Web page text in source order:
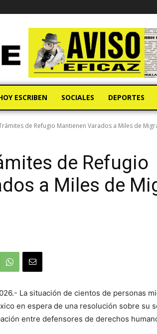
ESCRIBEN SOCIALES DEPORTES
de Refugio Mantienen Varados a Miles de
de Refugio
a Miles de
La situación de cientos de personas
en espera de una resolución sobre su
entre defensores de derechos